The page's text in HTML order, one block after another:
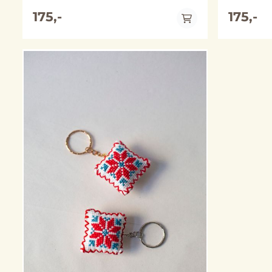
varierer mellom sølv- og gullfarget variant
(merk at fargene kan avvike noe fra
175,-
varierer
(merk at
175,-